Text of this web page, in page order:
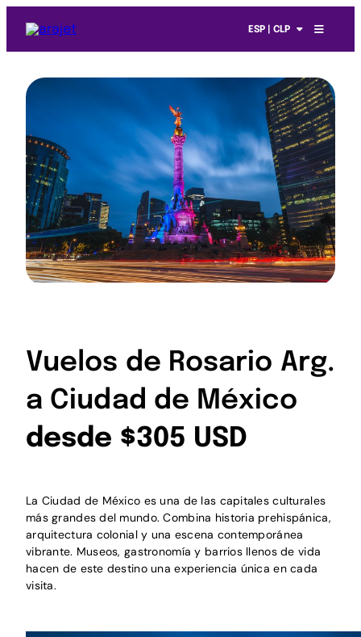
ESP | CLP
Vuelos de Rosario Arg.
a Ciudad de México
desde $305 USD
La Ciudad de México es una de las capitales culturales
más grandes del mundo. Combina historia prehispánica,
arquitectura colonial y una escena contemporánea
vibrante. Museos, gastronomía y barrios llenos de vida
hacen de este destino una experiencia única en cada
visita.